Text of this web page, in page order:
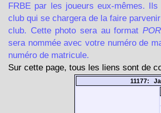
FRBE par les joueurs eux-mêmes.
club qui se chargera de la faire
club. Cette photo sera au format
sera nommée avec votre numéro de
numéro de matricule.
Sur cette page, tous les liens sont de
11177: